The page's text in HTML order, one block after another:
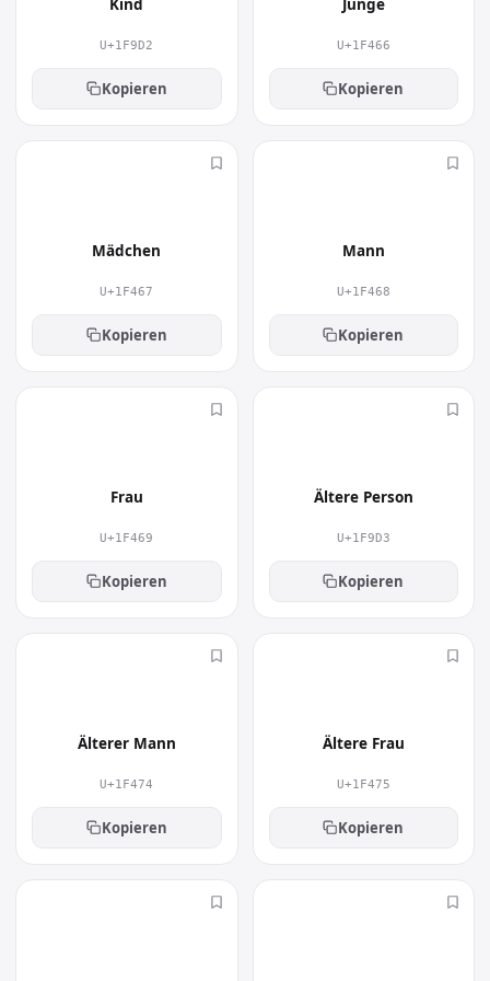
Kind
U+1F9D2
Kopieren
Junge
U+1F466
Kopieren
Mädchen
U+1F467
Kopieren
Mann
U+1F468
Kopieren
Frau
U+1F469
Kopieren
Ältere Person
U+1F9D3
Kopieren
Älterer Mann
U+1F474
Kopieren
Ältere Frau
U+1F475
Kopieren